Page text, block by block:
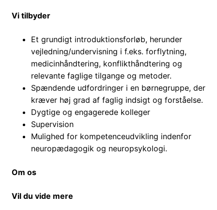
Vi tilbyder
Et grundigt introduktionsforløb, herunder
vejledning/undervisning i f.eks. forflytning,
medicinhåndtering, konflikthåndtering og
relevante faglige tilgange og metoder.
Spændende udfordringer i en børnegruppe, der
kræver høj grad af faglig indsigt og forståelse.
Dygtige og engagerede kolleger
Supervision
Mulighed for kompetenceudvikling indenfor
neuropædagogik og neuropsykologi.
Om os
Vil du vide mere